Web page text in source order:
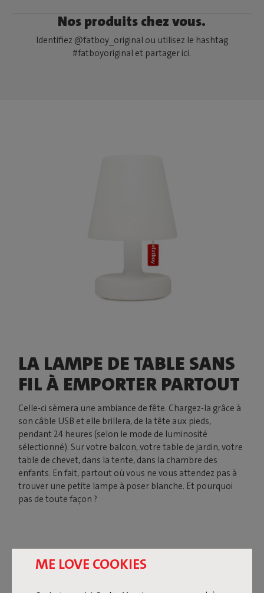
ME LOVE COOKIES
Nos produits chez vous.
Identifiez @fatboy_original ou utilisez le hashtag
#fatboyoriginal et partager ici.
LA LAMPE DE TABLE SANS
FIL À EMPORTER PARTOUT
Celle-ci sèmera une ambiance de fête. Chargez-la grâce à
son câble USB et elle brillera, de la tête aux pieds,
pendant 24 heures (selon le mode de luminosité
sélectionné). Sur votre balcon, votre table de jardin, votre
table de chevet, dans la tente, dans la chambre des
enfants. En fait, partout où vous ne vous attendez pas à
trouver une petite lampe à poser blanche. Et pourquoi
pas de toute façon ?